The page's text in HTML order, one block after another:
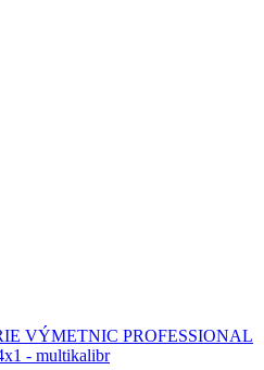
VÝMETNIC PROFESSIONAL
- multikalibr